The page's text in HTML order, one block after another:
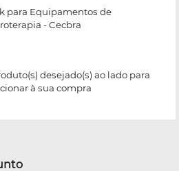
para Equipamentos de
- Cecbra
desejado(s) ao lado para
à sua compra